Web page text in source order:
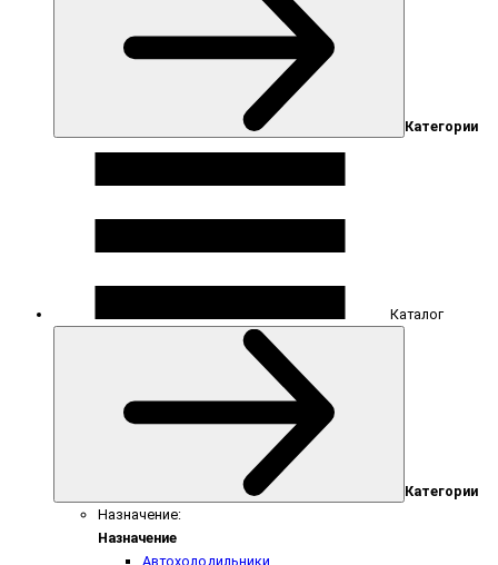
Категории
Каталог
Категории
Назначение:
Назначение
Автохолодильники